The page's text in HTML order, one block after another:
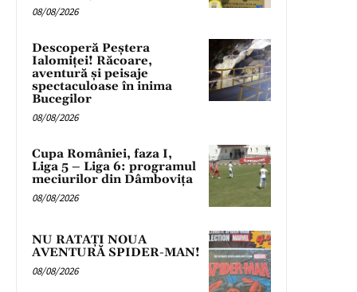
08/08/2026
Descoperă Peștera
Ialomiței! Răcoare,
aventură și peisaje
spectaculoase în inima
Bucegilor
08/08/2026
Cupa României, faza I,
Liga 5 – Liga 6: programul
meciurilor din Dâmbovița
08/08/2026
NU RATAȚI NOUA
AVENTURĂ SPIDER-MAN!
08/08/2026